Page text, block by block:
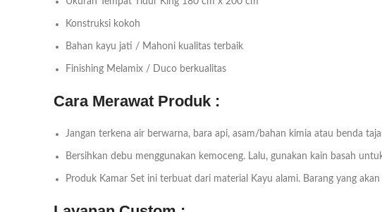
Konstruksi kokoh
Bahan kayu jati / Mahoni kualitas terbaik
Finishing Melamix / Duco berkualitas
Cara Merawat Produk :
Jangan terkena air berwarna, bara api, asam/bahan kimia atau benda
Bersihkan debu menggunakan kemoceng. Lalu, gunakan kain basah
Produk Kamar Set ini terbuat dari material Kayu alami. Barang yang